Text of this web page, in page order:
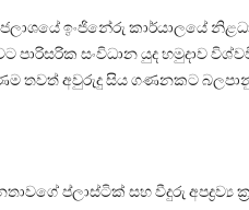
ඉංජිනේරු කාර්යාලයේ
සංවිධාන යුද හමුදාව
තවත් අවුරුදු සිය ගණනකට
ප්ලාස්ටික් සහ වීදුරු අපද්‍රව්‍ය